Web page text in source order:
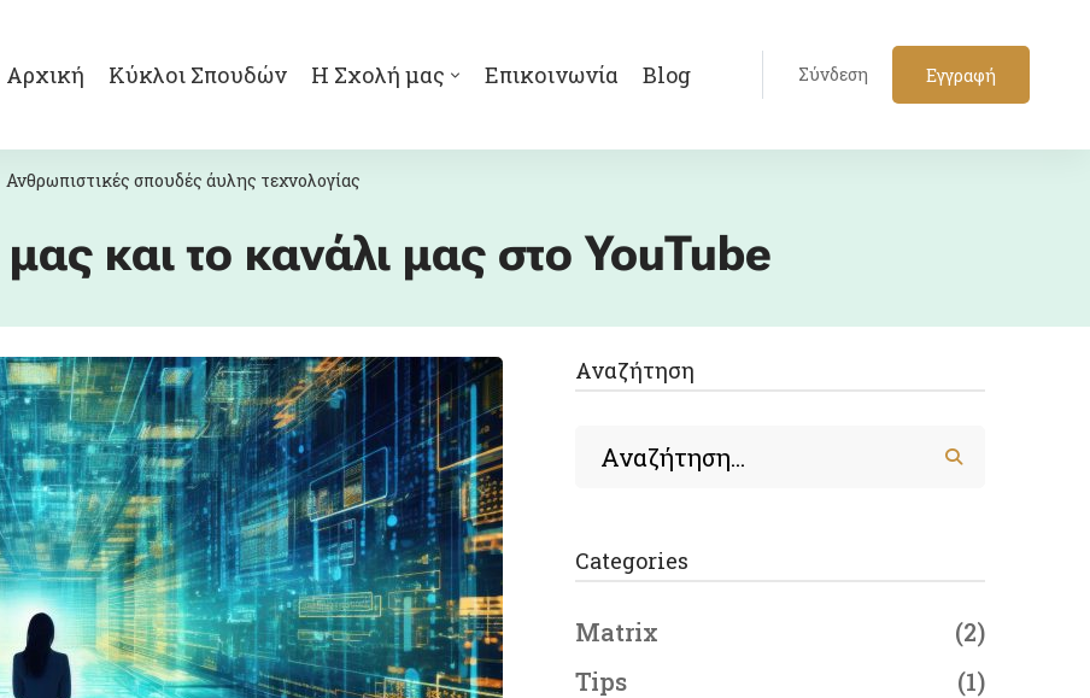
Αρχική Κύκλοι Σπουδών Η Σχολή μας Επικοινωνία Blog Σύνδεση Εγγραφή
Ανθρωπιστικές σπουδές άυλης τεχνολογίας
και το κανάλι μας στο YouTube
Αναζήτηση
Categories
Matrix
(2)
Tips
(1)